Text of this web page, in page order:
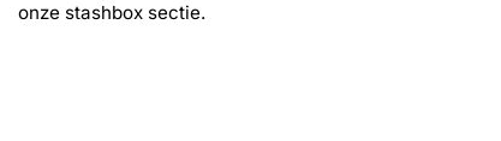
onze stashbox sectie.